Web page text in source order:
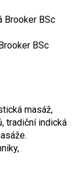
Brooker BSc
BSc
masáž,
tradiční indická